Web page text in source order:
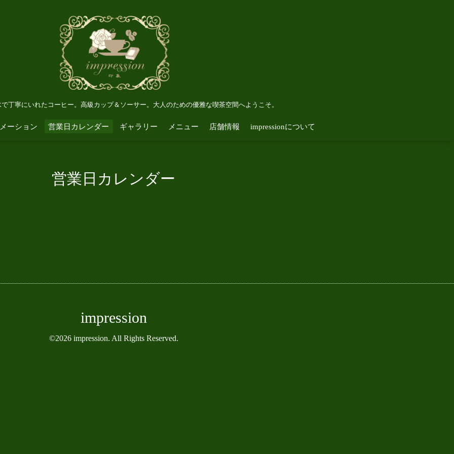
丁寧にいれたコーヒー。高級カップ＆ソーサー。大人のための優雅な喫茶空間へようこそ。
ーション 営業日カレンダー ギャラリー メニュー 店舗情報 impressionについて
営業日カレンダー
impression
©2026 impression. All Rights Reserved.